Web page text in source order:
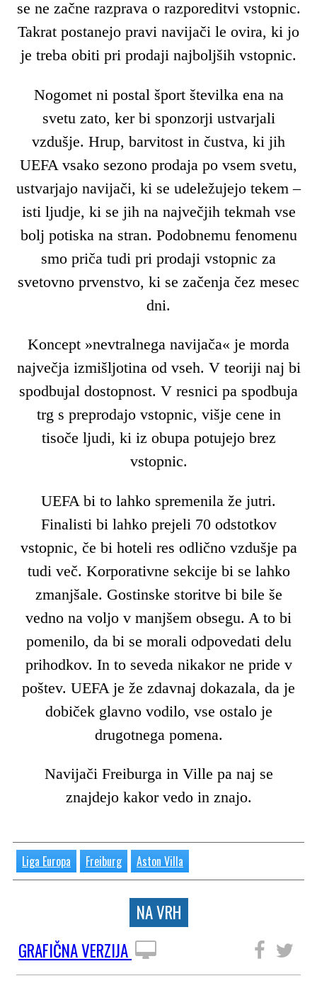
se ne začne razprava o razporeditvi vstopnic.
Takrat postanejo pravi navijači le ovira, ki jo
je treba obiti pri prodaji najboljših vstopnic.
Nogomet ni postal šport številka ena na
svetu zato, ker bi sponzorji ustvarjali
vzdušje. Hrup, barvitost in čustva, ki jih
UEFA vsako sezono prodaja po vsem svetu,
ustvarjajo navijači, ki se udeležujejo tekem –
isti ljudje, ki se jih na največjih tekmah vse
bolj potiska na stran. Podobnemu fenomenu
smo priča tudi pri prodaji vstopnic za
svetovno prvenstvo, ki se začenja čez mesec
dni.
Koncept »nevtralnega navijača« je morda
največja izmišljotina od vseh. V teoriji naj bi
spodbujal dostopnost. V resnici pa spodbuja
trg s preprodajo vstopnic, višje cene in
tisoče ljudi, ki iz obupa potujejo brez
vstopnic.
UEFA bi to lahko spremenila že jutri.
Finalisti bi lahko prejeli 70 odstotkov
vstopnic, če bi hoteli res odlično vzdušje pa
tudi več. Korporativne sekcije bi se lahko
zmanjšale. Gostinske storitve bi bile še
vedno na voljo v manjšem obsegu. A to bi
pomenilo, da bi se morali odpovedati delu
prihodkov. In to seveda nikakor ne pride v
poštev. UEFA je že zdavnaj dokazala, da je
dobiček glavno vodilo, vse ostalo je
drugotnega pomena.
Navijači Freiburga in Ville pa naj se
znajdejo kakor vedo in znajo.
Liga Europa Freiburg Aston Villa
NA VRH
GRAFIČNA VERZIJA